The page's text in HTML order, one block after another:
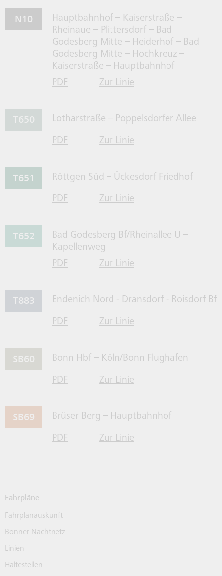
N10
Hauptbahnhof – Kaiserstraße –
Rheinaue – Plittersdorf – Bad
Godesberg Mitte – Heiderhof – Bad
Godesberg Mitte – Hochkreuz –
Kaiserstraße – Hauptbahnhof
PDFfür Linie N10 herrunterladen
Zur LinieN10 gehen
T650 Lotharstraße – Poppelsdorfer Allee
PDFfür Linie T650 herrunterladen
Zur LinieT650 gehen
T651 Röttgen Süd – Ückesdorf Friedhof
PDFfür Linie T651 herrunterladen
Zur LinieT651 gehen
T652
Bad Godesberg Bf/Rheinallee U –
Kapellenweg
PDFfür Linie T652 herrunterladen
Zur LinieT652 gehen
T883 Endenich Nord - Dransdorf - Roisdorf Bf
PDFfür Linie T883 herrunterladen
Zur LinieT883 gehen
SB60 Bonn Hbf – Köln/Bonn Flughafen
PDFfür Linie SB60 herrunterladen
Zur LinieSB60 gehen
SB69 Brüser Berg – Hauptbahnhof
PDFfür Linie SB69 herrunterladen
Zur LinieSB69 gehen
Fahrpläne
Fahrplanauskunft
Bonner Nachtnetz
Linien
Haltestellen